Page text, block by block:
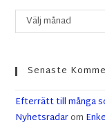
Välj månad
Senaste
Efterrätt till många
Nyhetsradarom